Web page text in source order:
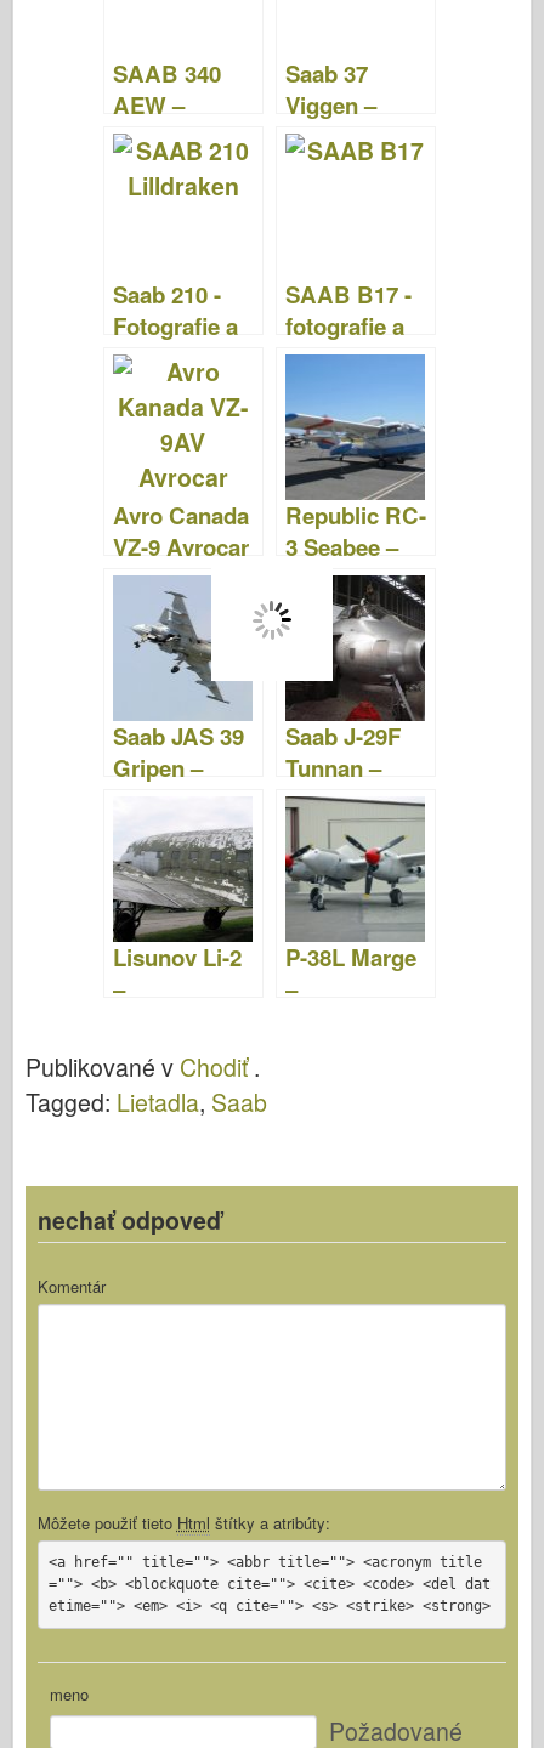
SAAB 340
AEW –
fotografie a
videá
Saab 37
Viggen –
fotografie a
videá
Saab 210 -
Fotografie a
videá
SAAB B17 -
fotografie a
videá
Avro Canada
VZ-9 Avrocar
– fotografie a
videá
Republic RC-
3 Seabee –
fotografie a
videá
Saab JAS 39
Gripen –
video
Saab J-29F
Tunnan –
fotografie a
video
Lisunov Li-2
–
P-38L Marge
–
Publikované v Chodiť.
Tagged: Lietadla, Saab
nechať odpoveď
Komentár
Môžete použiť tieto Html štítky a atribúty:
<a href="" title=""> <abbr title=""> <acronym title
=""> <b> <blockquote cite=""> <cite> <code> <del dat
etime=""> <em> <i> <q cite=""> <s> <strike> <strong>
meno
Požadované